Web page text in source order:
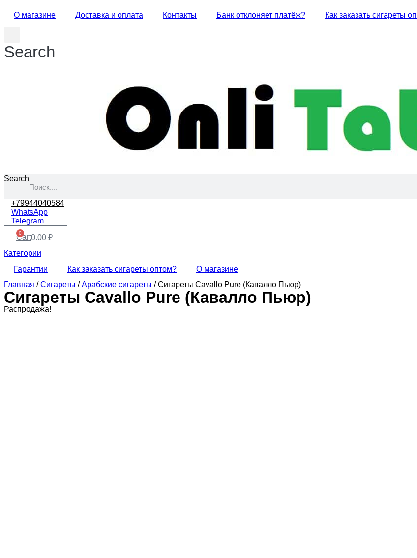
О магазине Доставка и оплата Контакты Банк отклоняет платёж? Как заказать сигареты
Search
Search
+79944040584
WhatsApp
Telegram
0.00 ₽
0
Cart
Категории
Гарантии
Как заказать сигареты оптом?
О магазине
Главная /Сигареты /Арабские сигареты / Сигареты Cavallo Pure (Кавалло Пьюр)
Сигареты Cavallo Pure (Кавалло Пьюр)
Распродажа!